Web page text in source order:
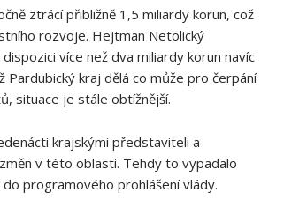
ztrácí ‍přibližně 1,5 miliardy korun, což
rozvoje. Hejtman Netolický
více⁢ než dva miliardy korun ‍navíc
kraj ‌dělá co může ‌pro čerpání
⁤situace je stále obtížnější.
krajskými představiteli a
v​ této oblasti. Tehdy to vypadalo
programového prohlášení vlády.